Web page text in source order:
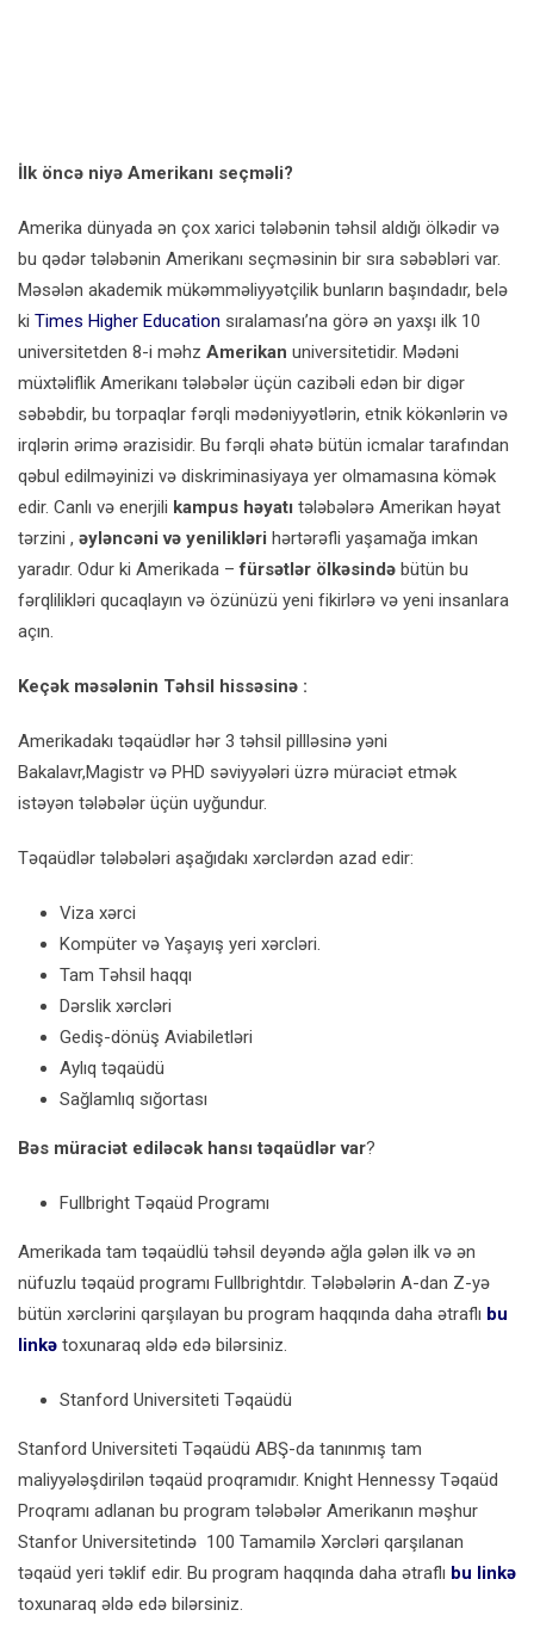
İlk öncə niyə Amerikanı seçməli?
Amerika dünyada ən çox xarici tələbənin təhsil aldığı ölkədir və
bu qədər tələbənin Amerikanı seçməsinin bir sıra səbəbləri var.
Məsələn akademik mükəmməliyyətçilik bunların başındadır, belə
ki Times Higher Education sıralaması’na görə ən yaxşı ilk 10
universitetden 8-i məhz Amerikan universitetidir. Mədəni
müxtəliflik Amerikanı tələbələr üçün cazibəli edən bir digər
səbəbdir, bu torpaqlar fərqli mədəniyyətlərin, etnik kökənlərin və
irqlərin ərimə ərazisidir. Bu fərqli əhatə bütün icmalar tarafından
qəbul edilməyinizi və diskriminasiyaya yer olmamasına kömək
edir. Canlı və enerjili kampus həyatı tələbələrə Amerikan həyat
tərzini , əyləncəni və yenilikləri hərtərəfli yaşamağa imkan
yaradır. Odur ki Amerikada –fürsətlər ölkəsində bütün bu
fərqlilikləri qucaqlayın və özünüzü yeni fikirlərə və yeni insanlara
açın.
Keçək məsələnin Təhsil hissəsinə :
Amerikadakı təqaüdlər hər 3 təhsil pillləsinə yəni
Bakalavr,Magistr və PHD səviyyələri üzrə müraciət etmək
istəyən tələbələr üçün uyğundur.
Təqaüdlər tələbələri aşağıdakı xərclərdən azad edir:
Viza xərci
Kompüter və Yaşayış yeri xərcləri.
Tam Təhsil haqqı
Dərslik xərcləri
Gediş-dönüş Aviabiletləri
Aylıq təqaüdü
Sağlamlıq sığortası
Bəs müraciət ediləcək hansı təqaüdlər var?
Fullbright Təqaüd Programı
Amerikada tam təqaüdlü təhsil deyəndə ağla gələn ilk və ən
nüfuzlu təqaüd programı Fullbrightdır. Tələbələrin A-dan Z-yə
bütün xərclərini qarşılayan bu program haqqında daha ətraflı bu
linkə toxunaraq əldə edə bilərsiniz.
Stanford Universiteti Təqaüdü
Stanford Universiteti Təqaüdü ABŞ-da tanınmış tam
maliyyələşdirilən təqaüd proqramıdır. Knight Hennessy Təqaüd
Proqramı adlanan bu program tələbələr Amerikanın məşhur
Stanfor Universitetində 100 Tamamilə Xərcləri qarşılanan
təqaüd yeri təklif edir. Bu program haqqında daha ətraflı bu linkə
toxunaraq əldə edə bilərsiniz.